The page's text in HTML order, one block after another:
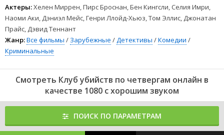
Актеры:Хелен Миррен, Пирс Броснан, Бен Кингсли, Селия Имри,
Наоми Аки, Дэниэл Мейс, Генри Ллойд-Хьюз, Том Эллис, Джонатан
Прайс, Дэвид Теннант
Жанр:Все фильмы / Зарубежные /Детективы /Комедии /
Криминальные
Смотреть Клуб убийств по четвергам онлайн в
качестве 1080 с хорошим звуком
ПОИСК ПО ПАРАМЕТРАМ